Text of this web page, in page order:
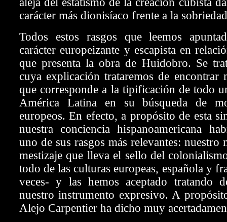
carácter más dionisíaco frente a la
Todos estos rasgos que leemos
carácter europeizante y escapista en
que presenta la obra de Huidobro. Se
cuya explicación trataremos de encontrar
que corresponde a la tipificación de todo
América Latina en su búsqueda de
europeos. En efecto, a propósito de esta
nuestra conciencia hispanoamericana
uno de sus rasgos más relevantes: nuestro
mestizaje que lleva el sello del
todo de las culturas europeas, española y
veces- y las hemos aceptado tratando
nuestro instrumento expresivo. A
Alejo Carpentier ha dicho muy